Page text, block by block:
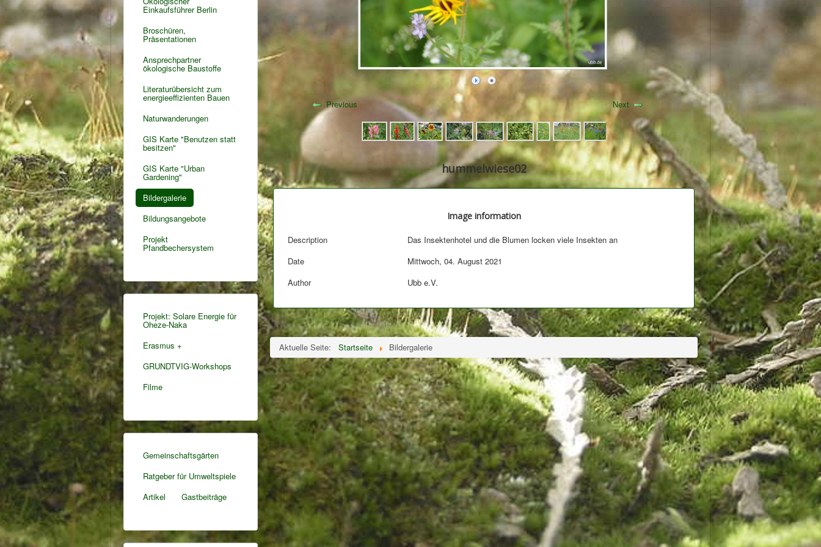
Einkaufsführer Berlin
Broschüren,
Präsentationen
Ansprechpartner
ökologische Baustoffe
Literaturübersicht zum
energieeffizienten Bauen
Naturwanderungen
GIS Karte "Benutzen statt
besitzen"
GIS Karte "Urban
Gardening"
Bildergalerie
Bildungsangebote
Projekt
Pfandbechersystem
Projekt: Solare Energie für
Oheze-Naka
Erasmus +
GRUNDTVIG-Workshops
Filme
Gemeinschaftsgärten
Ratgeber für Umweltspiele
Artikel
Gastbeiträge
Previous Next
hummelwiese02
Image information
Description
Das Insektenhotel und die Blumen locken viele Insekten an
Date
Mittwoch, 04. August 2021
Author
Ubb e.V.
Aktuelle Seite: Startseite Bildergalerie